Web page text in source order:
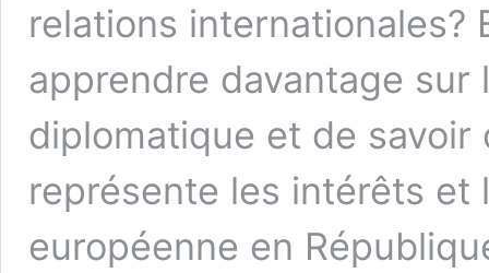
relations internationales?
apprendre davantage sur
diplomatique et de
représente les intérêts et
européenne en